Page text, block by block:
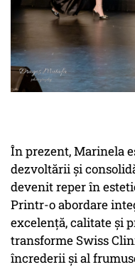
În prezent, Marinela
dezvoltării și
devenit reper în
Printr-o abordare
excelență, calitate și
transforme Swiss
încrederii și al